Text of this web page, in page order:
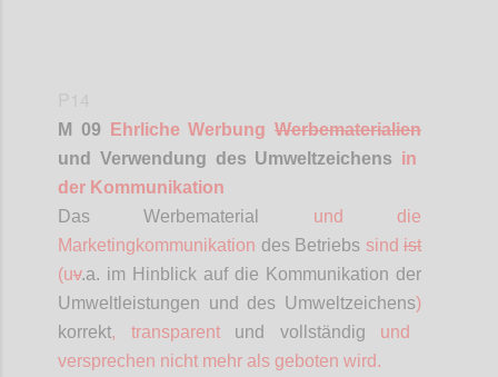
M 09 Ehrliche Werbung Werbematerialien
und Verwendung des Umweltzeichens in
der Kommunikation
Das Werbematerial und die
Marketingkommunikation des Betriebs sind ist
(uv.a. im Hinblick auf die Kommunikation der
Umweltleistungen und des Umweltzeichens)
korrekt, transparentund vollständig und
versprechen nicht mehr als geboten wird.